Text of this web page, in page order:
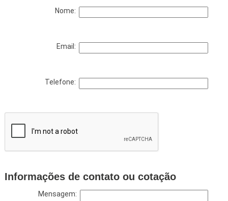
Nome:
Email:
Telefone:
Informações de contato ou cotação
Mensagem: